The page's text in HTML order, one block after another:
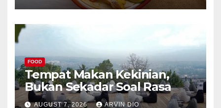
FOOD
Tempat Makan Kekinian,
Bukan Sekadar Soal Rasa
AUGUST 7, 2026 ARVIN DIO